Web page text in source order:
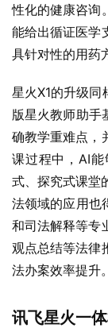
性化的健康咨询
能给出循证医学
具针对性的用药
星火X1的升级
版星火教师助手
确教学重难点，
课过程中，AI
式、探究式课堂
法领域的应用也
和司法解释等专
观点总结等法律
法办案效率提升。
讯飞星火一